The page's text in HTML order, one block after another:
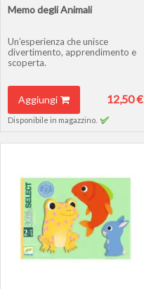
Memo degli Animali
Un’esperienza che unisce
divertimento, apprendimento e
scoperta.
Aggiungi 12,50 €
Disponibile in magazzino.